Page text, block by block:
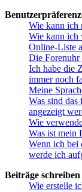
Wie kann ich
Wie kann ich
Online-Liste
Die Forenuhr
Ich habe die
immer noch
Meine
Was sind
angezeigt
Wie
Was ist mein
Wenn ich bei
werde ich
Beiträge schreiben
Wie erstelle